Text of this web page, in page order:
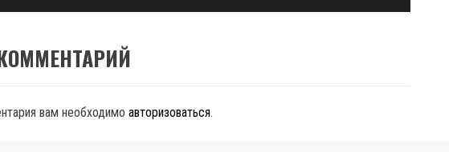
вам необходимо авторизоваться.